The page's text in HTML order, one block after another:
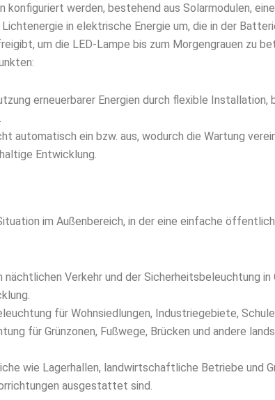
werden, bestehend aus Solarmodulen,
in elektrische Energie um, die in der
um die LED-Lampe bis zum Morgengrauen zu
erneuerbarer Energien durch flexible
automatisch ein bzw. aus, wodurch die Wartung
Entwicklung.
im Außenbereich, in der eine einfache
Verkehr und der Sicherheitsbeleuchtung
für Wohnsiedlungen, Industriegebiete,
für Grünzonen, Fußwege, Brücken und andere
wie Lagerhallen, landwirtschaftliche Betriebe und
ausgestattet sind.